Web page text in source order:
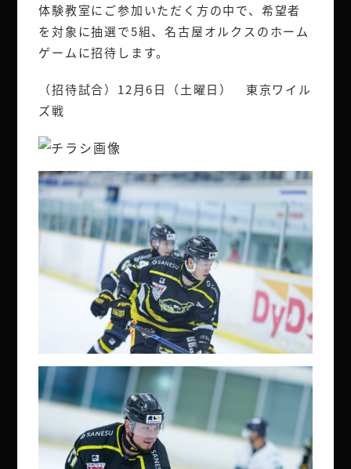
体験教室にご参加いただく方の中で、希望者
を対象に抽選で5組、名古屋オルクスのホーム
ゲームに招待します。
（招待試合）12月6日（土曜日） 東京ワイル
ズ戦